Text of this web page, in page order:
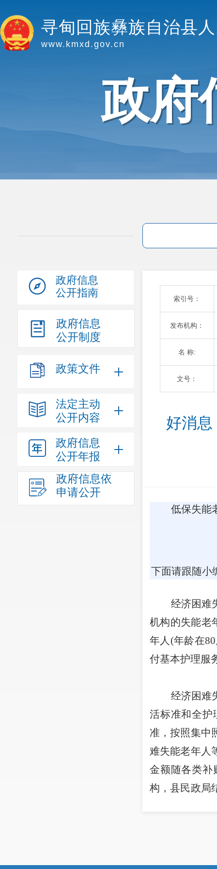
寻甸回族彝族自治县
www.kmxd.gov.cn
政府
政府信息
公开指南
政府信息
公开制度
政策文件
法定主动
公开内容
政府信息
公开年报
政府信息依
申请公开
索引号：
发布机构：
名 称:
文号：
好消
低保失能
下面请跟随小
经济困难
机构的失能老
年人(年龄在
付基本护理服
经济困难
活标准和全护
准，按照集中
难失能老年人
金额随各类补
构，县民政局